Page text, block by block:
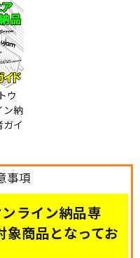
ウ
ン納
イ
事項
ライン納品専
商品となってお